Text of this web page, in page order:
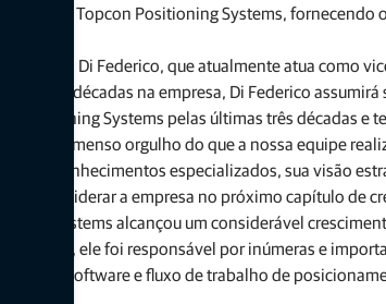
da Topcon Positioning Systems, fornecendo
é Ivan Di Federico, que atualmente atua como
duas décadas na empresa, Di Federico
Positioning Systems pelas últimas três décadas e
“Tenho imenso orgulho do que a nossa equipe
conhecimentos especializados, sua visão
para liderar a empresa no próximo capítulo de
Systems alcançou um considerável
mandato, ele foi responsável por inúmeras e
de software e fluxo de trabalho de